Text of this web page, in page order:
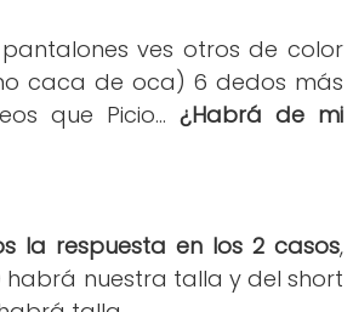
ves otros de color
caca de oca) 6 dedos más
que Picio... ¿Habrá de mi
la respuesta en los 2 casos,
habrá nuestra talla y del short